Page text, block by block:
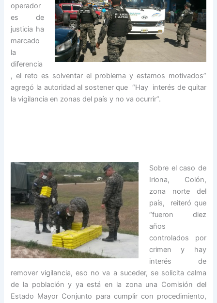
operador
es de
justicia ha
marcado
la
diferencia
, el reto es solventar el problema y estamos motivados”
agregó la autoridad al sostener que “Hay interés de quitar
la vigilancia en zonas del país y no va ocurrir”.
Sobre el caso de
Iriona, Colón,
zona norte del
país, reiteró que
“fueron diez
años
controlados por
crimen y hay
interés de
remover vigilancia, eso no va a suceder, se solicita calma
de la población y ya está en la zona una Comisión del
Estado Mayor Conjunto para cumplir con procedimiento,